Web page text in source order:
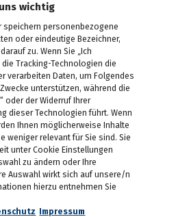
in
im
wichtig
speichern personenbezogene
oder eindeutige Bezeichner,
zu. Wenn Sie „Ich
Tracking-Technologien die
verarbeiten Daten, um Folgendes
unterstützen, während die
oder der Widerruf Ihrer
dieser Technologien führt. Wenn
Ihnen möglicherweise Inhalte
weniger relevant für Sie sind. Sie
unter Cookie Einstellungen
zu ändern oder Ihre
Auswahl wirkt sich auf unsere/n
hierzu entnehmen Sie
Impressum